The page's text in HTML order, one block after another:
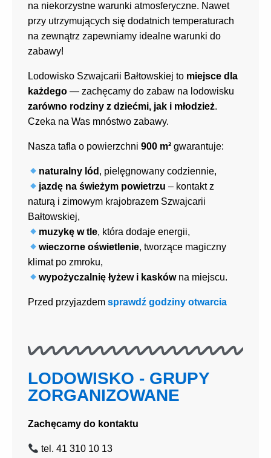
na niekorzystne warunki atmosferyczne. Nawet
przy utrzymujących się dodatnich temperaturach
na zewnątrz zapewniamy idealne warunki do
zabawy!
Lodowisko Szwajcarii Bałtowskiej to miejsce dla
każdego — zachęcamy do zabaw na lodowisku
zarówno rodziny z dziećmi, jak i młodzież.
Czeka na Was mnóstwo zabawy.
Nasza tafla o powierzchni 900 m² gwarantuje:
naturalny lód , pielęgnowany codziennie,
jazdę na świeżym powietrzu – kontakt z
naturą i zimowym krajobrazem Szwajcarii
Bałtowskiej,
muzykę w tle, która dodaje energii,
wieczorne oświetlenie, tworzące magiczny
klimat po zmroku,
wypożyczalnię łyżew i kaskówna miejscu.
Przed przyjazdem sprawdź godziny otwarcia
LODOWISKO - GRUPY
ZORGANIZOWANE
Zachęcamy do kontaktu
tel. 41 310 10 13